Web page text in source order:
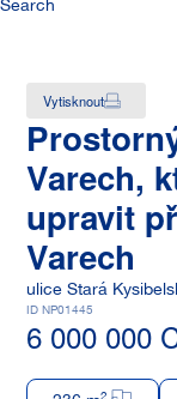
Search
Vytisknout
Varech,
upravit
Varech
uliceStará
IDNP01445
6 000 000
2